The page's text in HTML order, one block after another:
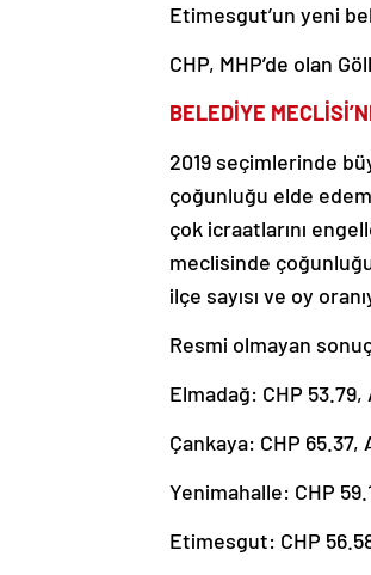
Etimesgut’un yeni
CHP, MHP’de olan
BELEDİYE
2019 seçimlerinde
çoğunluğu elde
çok icraatlarını
meclisinde
ilçe sayısı ve oy
Resmi olmayan
Elmadağ: CHP 53.79,
Çankaya: CHP 65.37,
Yenimahalle: CHP
Etimesgut: CHP